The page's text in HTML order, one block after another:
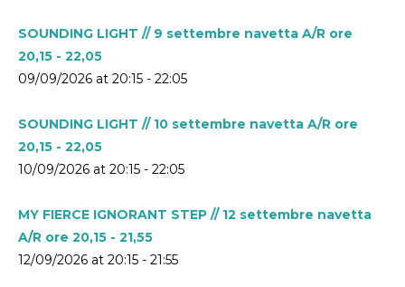
SOUNDING LIGHT // 9 settembre navetta A/R ore
20,15 - 22,05
09/09/2026 at 20:15 - 22:05
SOUNDING LIGHT // 10 settembre navetta A/R ore
20,15 - 22,05
10/09/2026 at 20:15 - 22:05
MY FIERCE IGNORANT STEP // 12 settembre navetta
A/R ore 20,15 - 21,55
12/09/2026 at 20:15 - 21:55